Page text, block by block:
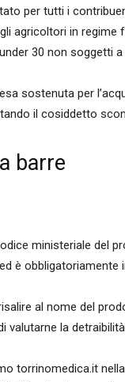
per tutti i
agricoltori in
30 non soggetti a
sostenuta per
il cosiddetto
barre
ministeriale del
è obbligatoriamente
al nome del
valutarne la
torrinomedica.it